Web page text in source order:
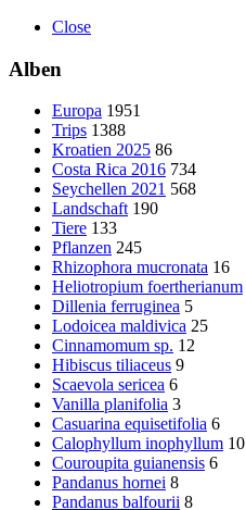
Close
Alben
Europa 1951
Trips 1388
Kroatien 2025 86
Costa Rica 2016 734
Seychellen 2021 568
Landschaft 190
Tiere 133
Pflanzen 245
Rhizophora mucronata 16
Heliotropium foertherianum
Dillenia ferruginea 5
Lodoicea maldivica 25
Cinnamomum sp. 12
Hibiscus tiliaceus 9
Scaevola sericea 6
Vanilla planifolia 3
Casuarina equisetifolia 6
Calophyllum inophyllum 10
Couroupita guianensis 6
Pandanus hornei 8
Pandanus balfourii 8